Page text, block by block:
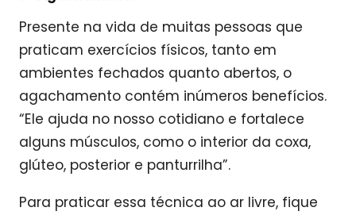
Presente na vida de muitas pessoas que
praticam exercícios físicos, tanto em
ambientes fechados quanto abertos, o
agachamento contém inúmeros benefícios.
“Ele ajuda no nosso cotidiano e fortalece
alguns músculos, como o interior da coxa,
glúteo, posterior e panturrilha”.
Para praticar essa técnica ao ar livre, fique